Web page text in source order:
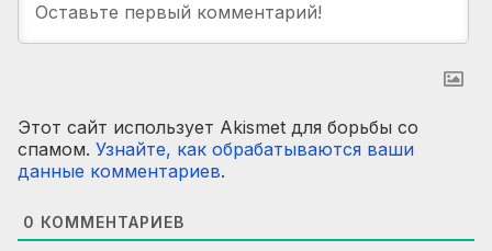
Этот сайт использует Akismet для борьбы со
спамом. Узнайте, как обрабатываются ваши
данные комментариев.
0 КОММЕНТАРИЕВ